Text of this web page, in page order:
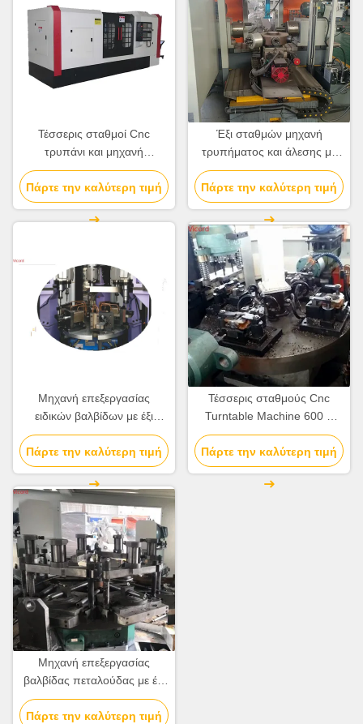
Τέσσερις σταθμοί Cnc
τρυπάνι και μηχανή
απόκτηση 600 × 600 240mm
IVStation ταξίδι Custom Cnc
Lathe
Πάρτε την καλύτερη τιμή
Έξι σταθμών μηχανή
τρυπήματος και άλεσης με
περιστροφικό τραπέζι για
BFV
Πάρτε την καλύτερη τιμή
Μηχανή επεξεργασίας
ειδικών βαλβίδων με έξι
σταθμούς πλήρους
τροφοδοσίας
Πάρτε την καλύτερη τιμή
Τέσσερις σταθμούς Cnc
Turntable Machine 600 ×
600 Διαστάσεις του
περιστρεφόμενου τραπέζι
εργασίας
Πάρτε την καλύτερη τιμή
Μηχανή επεξεργασίας
βαλβίδας πεταλούδας με έξι
σταθμούς CNC ή υδραυλική
Πάρτε την καλύτερη τιμή